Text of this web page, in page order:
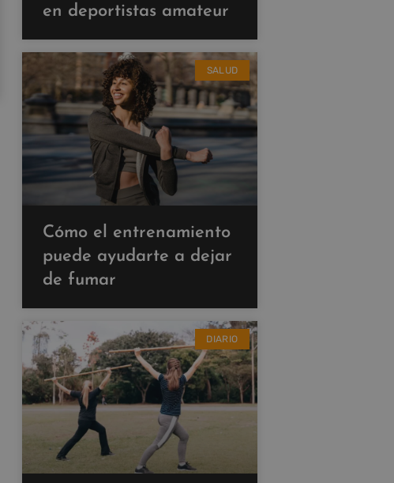
en deportistas amateur
SALUD
Cómo el entrenamiento
puede ayudarte a dejar
de fumar
DIARIO